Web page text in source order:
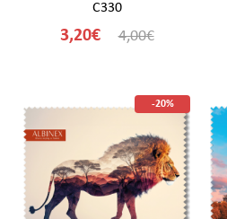
C330
3,20€ 4,00€
-20%